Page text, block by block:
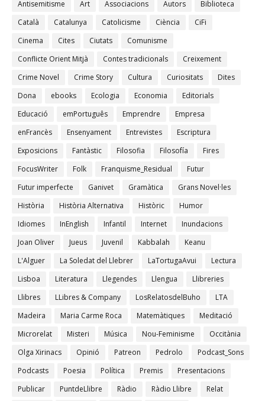
Antisemitisme Art Associacions Autors
Biblioteca
Català
Catalunya Catolicisme Ciència
CiFi
Cinema
Cites Ciutats
Comunisme
Conflicte Orient Mitjà
Contes tradicionals
Creixement
Crime Novel
Crime Story Cultura Curiositats
Dites
Dona
ebooks Ecologia Economia
Editorials
Educació
emPortuguês Emprendre
Empresa
enFrancès
Ensenyament Entrevistes
Escriptura
Exposicions
Fantàstic Filosofia Filosofía
Fires
FocusWriter
Folk Franquisme_Residual
Futur
Futur imperfecte
Ganivet Gramàtica
Grans Novel·les
Història
Història Alternativa Històric
Humor
Idiomes
InEnglish Infantil Internet
Inundacions
Joan Oliver
Jueus Juvenil Kabbalah
Keanu
L'Alguer
La Soledat del Llebrer LaTortugaAvui
Lectura
Lisboa
Literatura Llegendes Llengua
Llibreries
Llibres
LLibres & Company LosRelatosdelBuho
LTA
Madeira
Maria Carme Roca Matemàtiques
Meditació
Microrelat
Misteri Música Nou-Feminisme
Occitània
Olga Xirinacs
Opinió Patreon Pedrolo
Podcast_Sons
Podcasts
Poesia Política Premis
Presentacions
Publicar
PuntdeLlibre Ràdio Ràdio Llibre
Relat